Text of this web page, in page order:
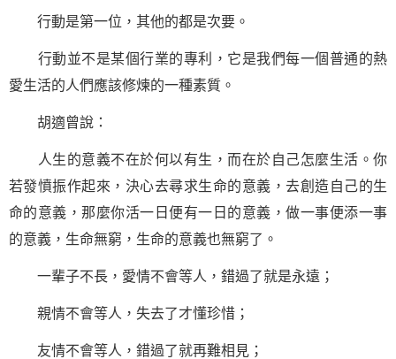
行動是第一位，其他的都是次要。
行動並不是某個行業的專利，它是我們每一個普通的熱
愛生活的人們應該修煉的一種素質。
胡適曾說：
人生的意義不在於何以有生，而在於自己怎麼生活。你
若發憤振作起來，決心去尋求生命的意義，去創造自己的生
命的意義，那麼你活一日便有一日的意義，做一事便添一事
的意義，生命無窮，生命的意義也無窮了。
一輩子不長，愛情不會等人，錯過了就是永遠；
親情不會等人，失去了才懂珍惜；
友情不會等人，錯過了就再難相見；